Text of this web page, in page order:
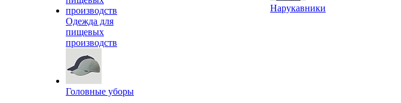
Одежда для
пищевых
производств
Головные уборы
Нарукавники